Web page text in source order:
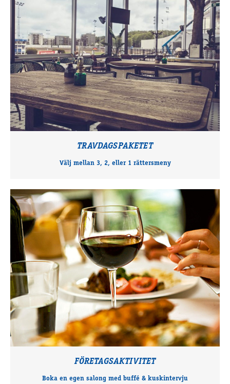
TRAVDAGSPAKETET
Välj mellan 3, 2, eller 1 rättersmeny
FÖRETAGSAKTIVITET
Boka en egen salong med buffé & kuskintervju